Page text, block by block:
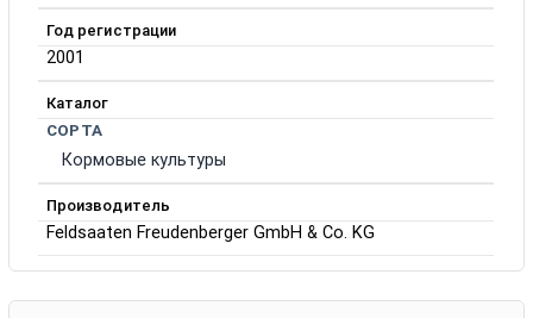
Год регистрации
2001
Каталог
СОРТА
Кормовые культуры
Производитель
Feldsaaten Freudenberger GmbH & Co. KG